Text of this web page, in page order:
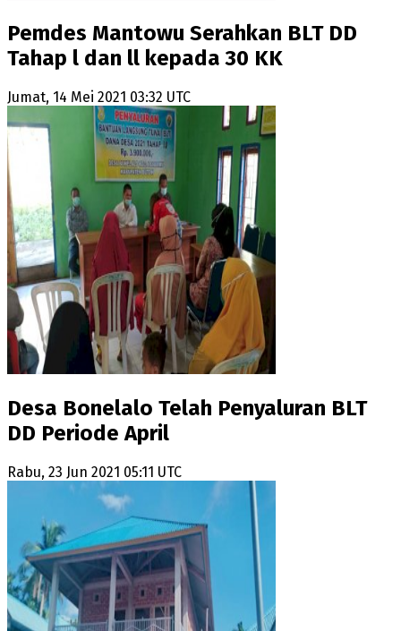
Pemdes Mantowu Serahkan BLT DD
Tahap l dan ll kepada 30 KK
Jumat, 14 Mei 2021 03:32 UTC
Desa Bonelalo Telah Penyaluran BLT
DD Periode April
Rabu, 23 Jun 2021 05:11 UTC